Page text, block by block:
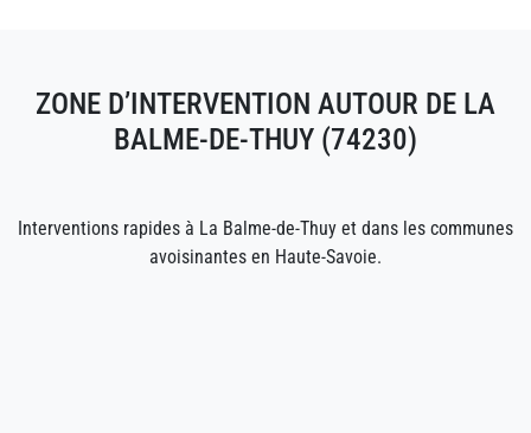
ZONE D’INTERVENTION AUTOUR DE LA
BALME-DE-THUY (74230)
Interventions rapides à La Balme-de-Thuy et dans les communes
avoisinantes en Haute-Savoie.